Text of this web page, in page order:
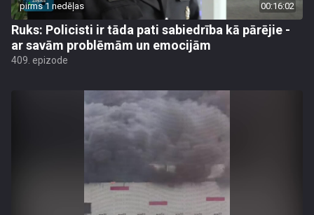
pirms 1 nedēļas 00:16:02
Ruks: Policisti ir tāda pati sabiedrība kā pārējie -
ar savām problēmām un emocijām
409. epizode